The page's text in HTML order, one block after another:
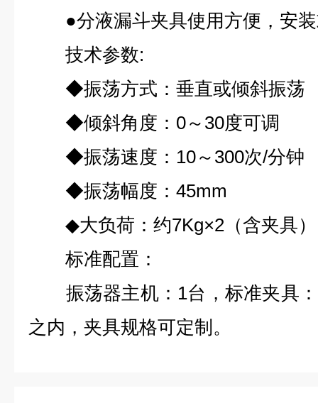
●分液漏斗夹具使用方便，安装
技术参数:
◆振荡方式：垂直或倾斜振荡
◆倾斜角度：0～30度可调
◆振荡速度：10～300次/分钟
◆振荡幅度：45mm
◆大负荷：约7Kg×2（含夹具）
标准配置：
振荡器主机：1台，标准夹具：
之内，夹具规格可定制。